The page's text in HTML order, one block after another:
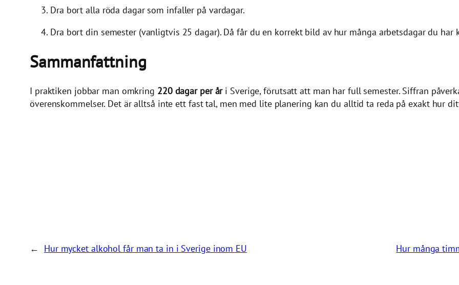
Dra bort alla röda dagar som infaller på vardagar.
Dra bort din semester (vanligtvis 25 dagar). Då får du en korrekt bild av hur många arbetsdagar du har
Sammanfattning
I praktiken jobbar man omkring 220 dagar per åri Sverige, förutsatt att man har full semester. Siffran
överenskommelser. Det är alltså inte ett fast tal, men med lite planering kan du alltid ta reda på exakt hur
← Hur mycket alkohol får man ta in i Sverige inom EU Hur många